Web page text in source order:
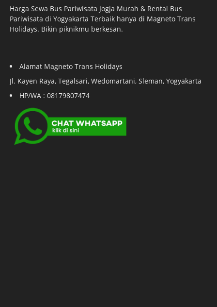
Harga Sewa Bus Pariwisata Jogja Murah & Rental Bus
Pariwisata di Yogyakarta Terbaik hanya di Magneto Trans
Holidays. Bikin piknikmu berkesan.
Alamat Magneto Trans Holidays
Jl. Kayen Raya, Tegalsari, Wedomartani, Sleman, Yogyakarta
HP/WA : 08179807474